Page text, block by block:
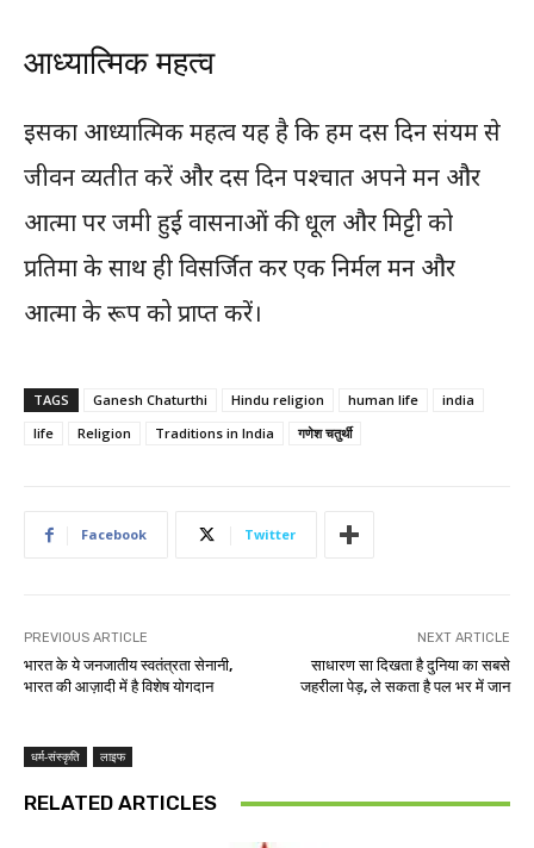
आध्यात्मिक महत्व
इसका आध्यात्मिक महत्व यह है कि हम दस दिन संयम से
जीवन व्यतीत करें और दस दिन पश्चात अपने मन और
आत्मा पर जमी हुई वासनाओं की धूल और मिट्टी को
प्रतिमा के साथ ही विसर्जित कर एक निर्मल मन और
आत्मा के रूप को प्राप्त करें।
TAGS Ganesh Chaturthi Hindu religion human life
india
life
Religion Traditions in India गणेश चतुर्थी
Facebook Twitter
PREVIOUS ARTICLE
भारत के ये जनजातीय स्वतंत्रता सेनानी,
भारत की आज़ादी में है विशेष योगदान
NEXT ARTICLE
साधारण सा दिखता है दुनिया का सबसे
जहरीला पेड़, ले सकता है पल भर में जान
धर्म-संस्कृति लाइफ
RELATED ARTICLES